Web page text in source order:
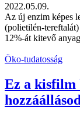
2022.05.09.
Az új enzim képes
(polietilén-
12%-át kitevő
Öko-tudatosság
Ez a kisfilm